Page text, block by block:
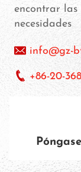
encontrar las
necesidades
info@gz-
+86-20-